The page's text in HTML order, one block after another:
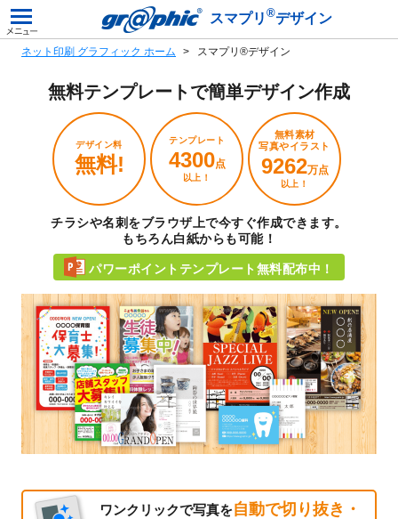
スマプリ ®デザイン
ネット印刷 グラフィック ホーム スマプリ®デザイン
無料テンプレートで簡単デザイン作成
デザイン料
無料!
テンプレート
4300点
以上！
無料素材
写真やイラスト
9262万点
以上！
チラシや名刺をブラウザ上で今すぐ作成できます。
もちろん白紙からも可能！
パワーポイントテンプレート無料配布中！
ワンクリックで写真を自動で切り抜き・